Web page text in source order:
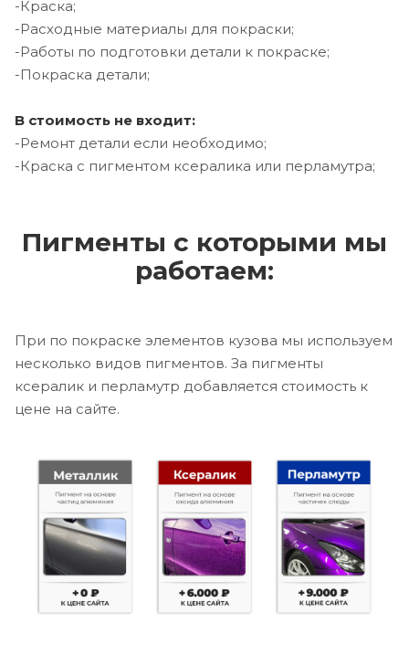
-Краска;
-Расходные материалы для покраски;
-Работы по подготовки детали к покраске;
-Покраска детали;
В стоимость не входит:
-Ремонт детали если необходимо;
-Краска с пигментом ксералика или перламутра;
Пигменты с которыми мы
работаем:
При по покраске элементов кузова мы используем
несколько видов пигментов. За пигменты
ксералик и перламутр добавляется стоимость к
цене на сайте.